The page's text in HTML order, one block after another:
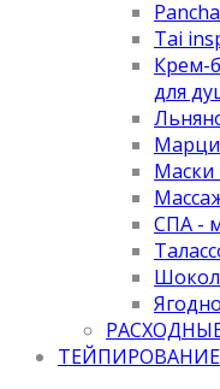
Tai
Крем-
для
Маски
СПА -
ТЕЙПИРОВАНИЕ